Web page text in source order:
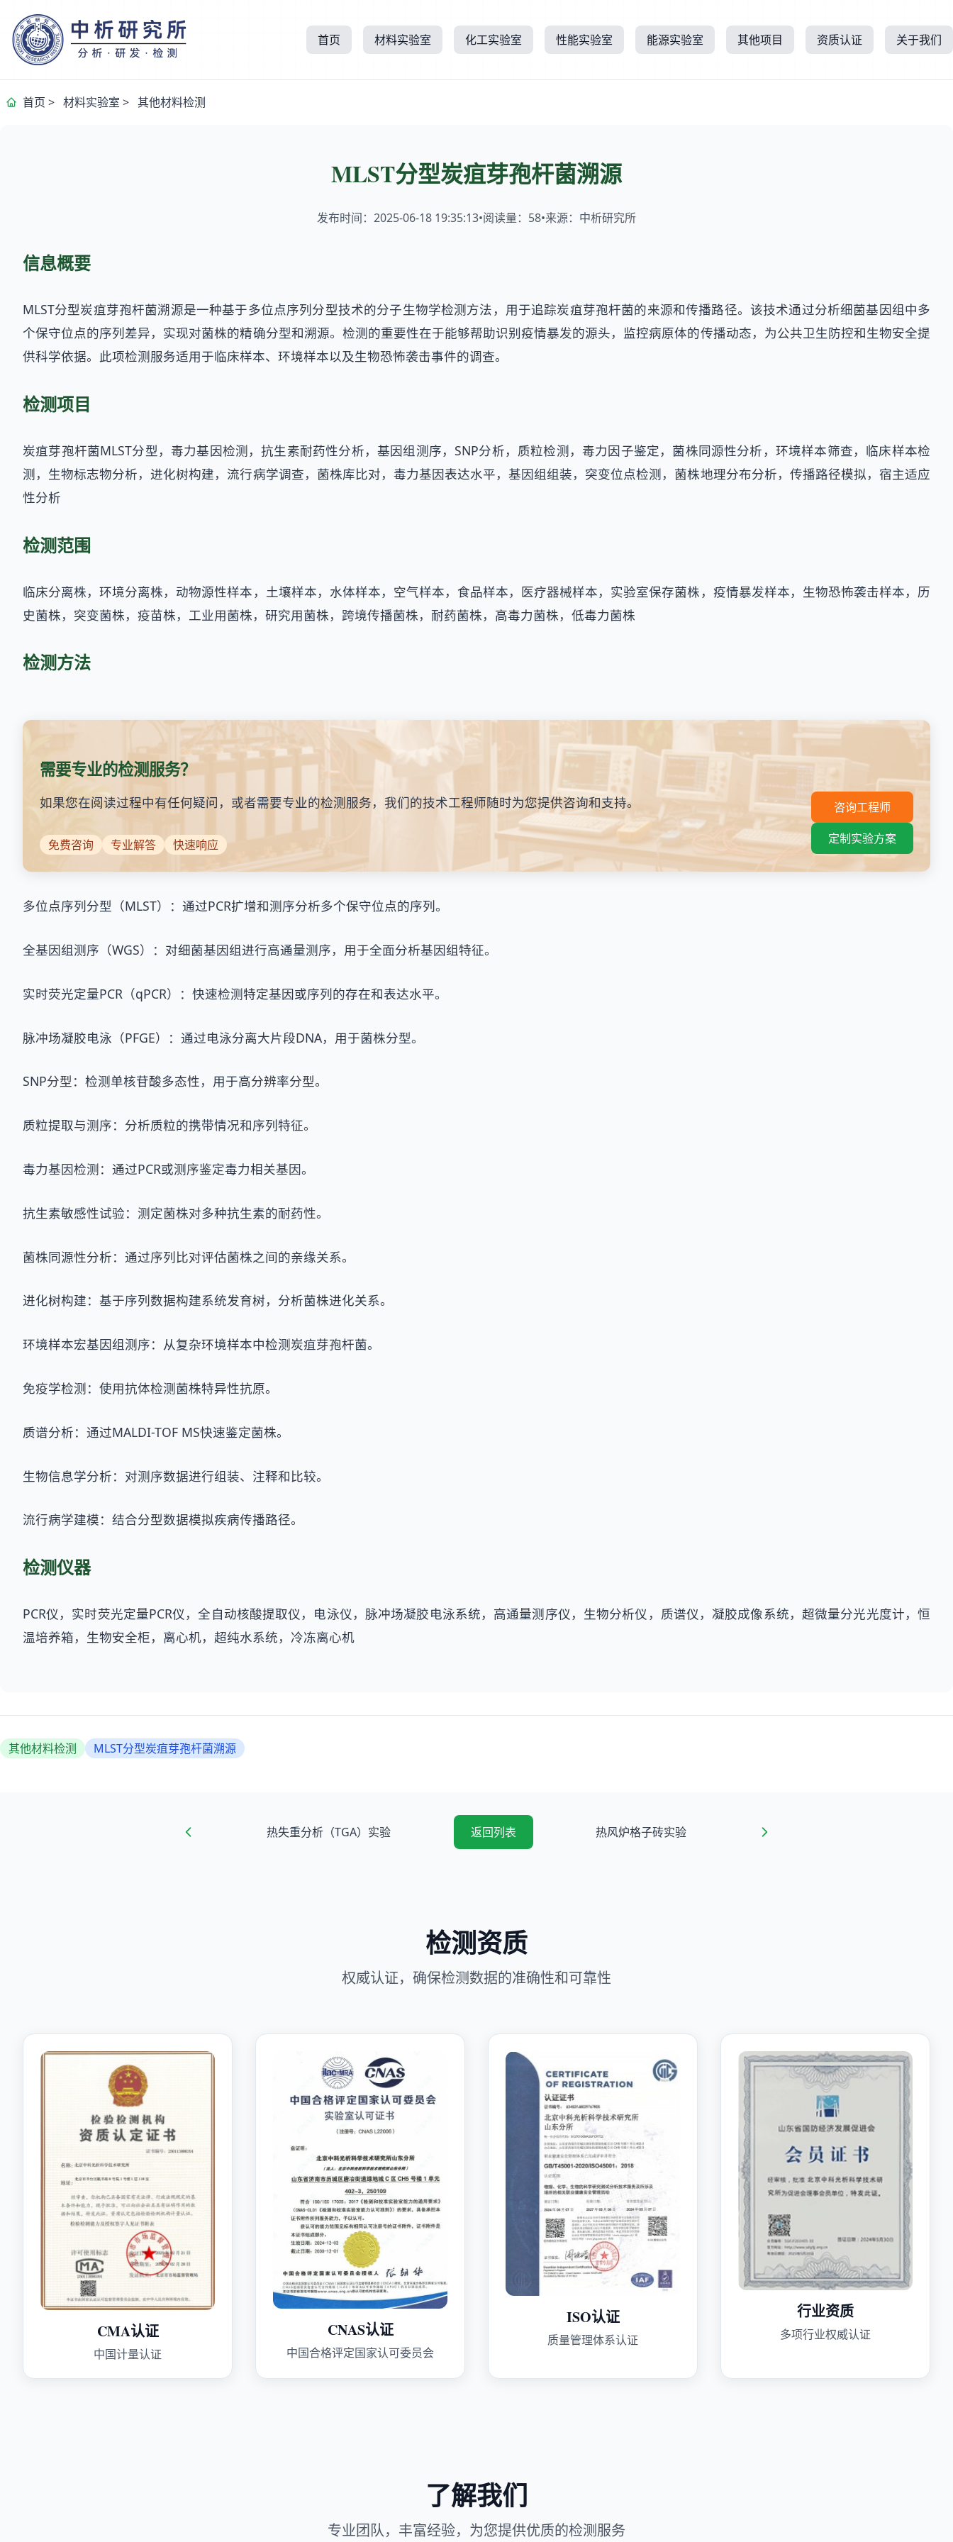
首页 材料实验室 化工实验室 性能实验室 能源实验室 其他项目 资质认证 关于我们
首页 > 材料实验室 > 其他材料检测
MLST分型炭疽芽孢杆菌溯源
发布时间：2025-06-18 19:35:13•阅读量： 58•来源：中析研究所
信息概要
MLST分型炭疽芽孢杆菌溯源是一种基于多位点序列分型技术的分子生物学检测方法，用于追踪炭疽芽孢杆菌的来源和传播路径。该技术通过分析细菌基因组中多
个保守位点的序列差异，实现对菌株的精确分型和溯源。检测的重要性在于能够帮助识别疫情暴发的源头，监控病原体的传播动态，为公共卫生防控和生物安全提
供科学依据。此项检测服务适用于临床样本、环境样本以及生物恐怖袭击事件的调查。
检测项目
炭疽芽孢杆菌MLST分型，毒力基因检测，抗生素耐药性分析，基因组测序，SNP分析，质粒检测，毒力因子鉴定，菌株同源性分析，环境样本筛查，临床样本检
测，生物标志物分析，进化树构建，流行病学调查，菌株库比对，毒力基因表达水平，基因组组装，突变位点检测，菌株地理分布分析，传播路径模拟，宿主适应
性分析
检测范围
临床分离株，环境分离株，动物源性样本，土壤样本，水体样本，空气样本，食品样本，医疗器械样本，实验室保存菌株，疫情暴发样本，生物恐怖袭击样本，历
史菌株，突变菌株，疫苗株，工业用菌株，研究用菌株，跨境传播菌株，耐药菌株，高毒力菌株，低毒力菌株
检测方法
需要专业的检测服务？
如果您在阅读过程中有任何疑问，或者需要专业的检测服务，我们的技术工程师随时为您提供咨询和支持。
免费咨询 专业解答 快速响应
咨询工程师
定制实验方案
多位点序列分型（MLST）：通过PCR扩增和测序分析多个保守位点的序列。
全基因组测序（WGS）：对细菌基因组进行高通量测序，用于全面分析基因组特征。
实时荧光定量PCR（qPCR）：快速检测特定基因或序列的存在和表达水平。
脉冲场凝胶电泳（PFGE）：通过电泳分离大片段DNA，用于菌株分型。
SNP分型：检测单核苷酸多态性，用于高分辨率分型。
质粒提取与测序：分析质粒的携带情况和序列特征。
毒力基因检测：通过PCR或测序鉴定毒力相关基因。
抗生素敏感性试验：测定菌株对多种抗生素的耐药性。
菌株同源性分析：通过序列比对评估菌株之间的亲缘关系。
进化树构建：基于序列数据构建系统发育树，分析菌株进化关系。
环境样本宏基因组测序：从复杂环境样本中检测炭疽芽孢杆菌。
免疫学检测：使用抗体检测菌株特异性抗原。
质谱分析：通过MALDI-TOF MS快速鉴定菌株。
生物信息学分析：对测序数据进行组装、注释和比较。
流行病学建模：结合分型数据模拟疾病传播路径。
检测仪器
PCR仪，实时荧光定量PCR仪，全自动核酸提取仪，电泳仪，脉冲场凝胶电泳系统，高通量测序仪，生物分析仪，质谱仪，凝胶成像系统，超微量分光光度计，恒
温培养箱，生物安全柜，离心机，超纯水系统，冷冻离心机
其他材料检测 MLST分型炭疽芽孢杆菌溯源
热失重分析（TGA）实验 返回列表 热风炉格子砖实验
检测资质
权威认证，确保检测数据的准确性和可靠性
CMA认证
中国计量认证
CNAS认证
中国合格评定国家认可委员会
ISO认证
质量管理体系认证
行业资质
多项行业权威认证
了解我们
专业团队，丰富经验，为您提供优质的检测服务